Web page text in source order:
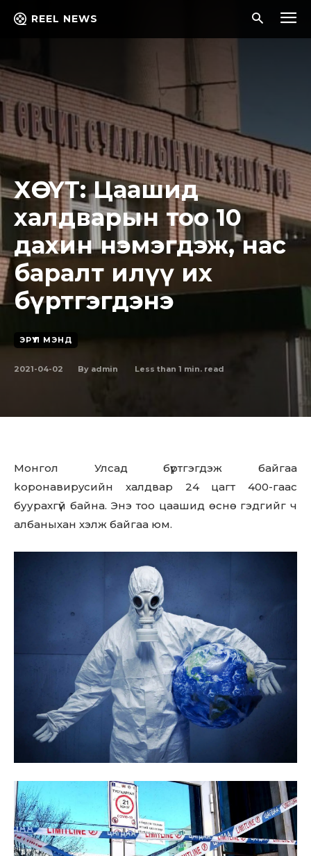
REEL NEWS
ХӨСҮТ: Цаашид
халдварын тоо 10
дахин нэмэгдэж, нас
баралт илүү их
бүртгэгдэнэ
ЭРҮҮЛ МЭНД
2021-04-02 By admin Less than 1 min. read
Монгол Улсад бүртгэгдэж байгаа
kopoнaвиpycийн халдвар 24 цагт 400-гаас
буурахгүй байна. Энэ тоо цаашид өснө гэдгийг ч
албаныхан хэлж байгаа юм.